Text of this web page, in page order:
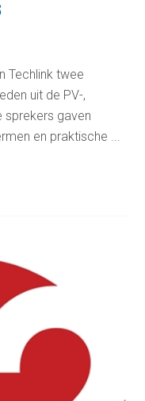
Techlink twee
uit de PV-,
gaven
en praktische ...